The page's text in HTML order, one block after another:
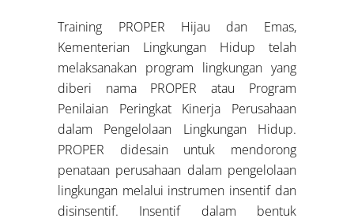
Training PROPER Hijau dan Emas,
Kementerian Lingkungan Hidup telah
melaksanakan program lingkungan yang
diberi nama PROPER atau Program
Penilaian Peringkat Kinerja Perusahaan
dalam Pengelolaan Lingkungan Hidup.
PROPER didesain untuk mendorong
penataan perusahaan dalam pengelolaan
lingkungan melalui instrumen insentif dan
disinsentif. Insentif dalam bentuk